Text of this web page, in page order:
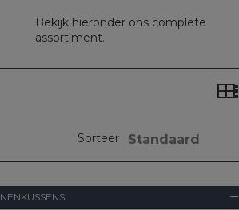
Bekijk hieronder ons complete
assortiment.
Sorteer